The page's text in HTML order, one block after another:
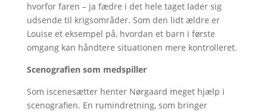
hvorfor faren – ja fædre i det hele taget lader sig
udsende til krigsområder. Som den lidt ældre er
Louise et eksempel på, hvordan et barn i første
omgang kan håndtere situationen mere kontrolleret.
Scenografien som medspiller
Som iscenesætter henter Nørgaard meget hjælp i
scenografien. En rumindretning, som bringer